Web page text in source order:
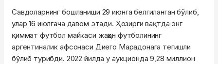
Савдоларнинг бошланиши 29 июнга белгиланган бўлиб,
улар 16 июлгача давом этади. Ҳозирги вақтда энг
қиммат футбол майкаси жаҳон футболининг
аргентиналик афсонаси Диего Марадонага тегишли
бўлиб турибди. 2022 йилда у аукционда 9,28 миллион